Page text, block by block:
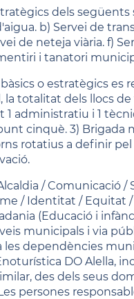
dels
b) Servei de
de neteja viària. f)
i tanatori
o estratègics es
totalitat dels llocs
administratiu i 1
cinquè. 3) Brigada
rotatius a definir
/ Comunicació
/ Identitat / Equitat
(Educació i
municipals i via
dependències
DO Alella,
des dels seus
persones